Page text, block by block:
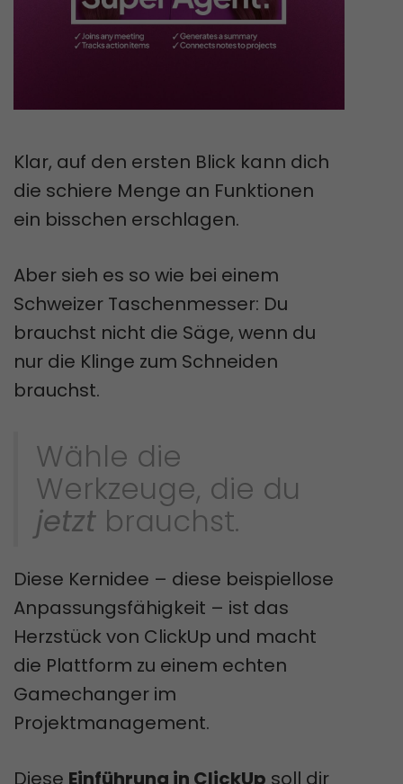
Klar, auf den ersten Blick kann dich
die schiere Menge an Funktionen
ein bisschen erschlagen.
Aber sieh es so wie bei einem
Schweizer Taschenmesser: Du
brauchst nicht die Säge, wenn du
nur die Klinge zum Schneiden
brauchst.
Wähle die
Werkzeuge, die du
jetzt brauchst.
Diese Kernidee – diese beispiellose
Anpassungsfähigkeit – ist das
Herzstück von ClickUp und macht
die Plattform zu einem echten
Gamechanger im
Projektmanagement.
Diese Einführung in ClickUp soll dir